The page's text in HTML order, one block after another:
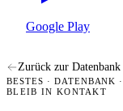
Google Play
Zurück zur Datenbank
BESTES · DATENBANK
BLEIB IN KONTAKT